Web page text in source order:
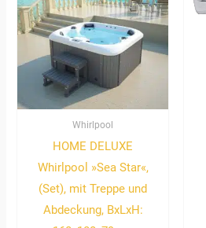
Whirlpool
HOME DELUXE
Whirlpool »Sea Star«,
(Set), mit Treppe und
Abdeckung, BxLxH: